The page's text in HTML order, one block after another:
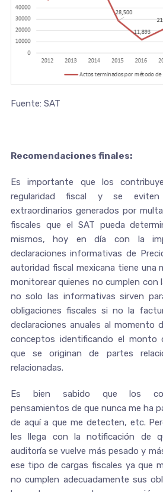
Fuente: SAT
Recomendaciones finales:
Es importante que los
regularidad fiscal y se
extraordinarios generados por
fiscales que el SAT pueda
mismos, hoy en día con la
declaraciones informativas de
autoridad fiscal mexicana tiene una
monitorear quienes no cumplen con
no solo las informativas sirven
obligaciones fiscales si no la
declaraciones anuales al momento
conceptos identificando el monto
que se originan de partes
relacionadas.
Es bien sabido que los
pensamientos de que nunca me ha
de aquí a que me detecten, etc.
les llega con la notificación de
auditoría se vuelve más pesado y
ese tipo de cargas fiscales ya que
no cumplen adecuadamente sus